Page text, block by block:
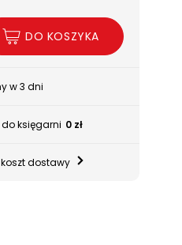
DO KOSZYKA
w 3 dni
księgarni 0 zł
dostawy